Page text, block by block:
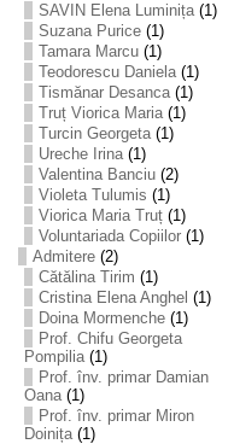
SAVIN Elena Luminița(1)
Suzana Purice(1)
Tamara Marcu(1)
Teodorescu Daniela(1)
Tismănar Desanca(1)
Truț Viorica Maria(1)
Turcin Georgeta(1)
Ureche Irina(1)
Valentina Banciu(2)
Violeta Tulumis (1)
Viorica Maria Truț(1)
Voluntariada Copiilor(1)
Admitere(2)
Cătălina Tirim (1)
Cristina Elena Anghel (1)
Doina Mormenche(1)
Prof. Chifu Georgeta
Pompilia(1)
Prof. înv. primar Damian
Oana(1)
Prof. înv. primar Miron
Doinița(1)